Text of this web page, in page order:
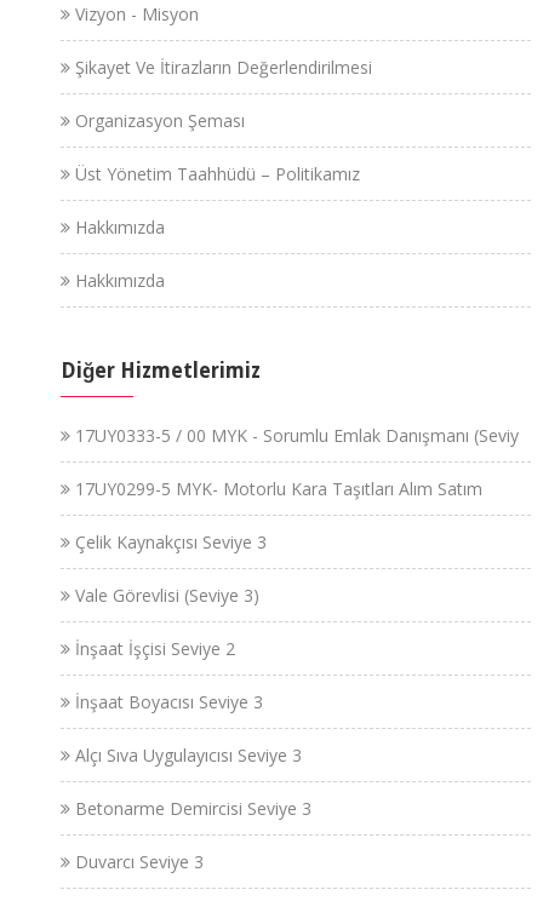
Vizyon - Misyon
Şikayet Ve İtirazların Değerlendirilmesi
Organizasyon Şeması
Üst Yönetim Taahhüdü – Politikamız
Hakkımızda
Hakkımızda
Diğer Hizmetlerimiz
17UY0333-5 / 00 MYK - Sorumlu Emlak Danışmanı (Seviy
17UY0299-5 MYK- Motorlu Kara Taşıtları Alım Satım
Çelik Kaynakçısı Seviye 3
Vale Görevlisi (Seviye 3)
İnşaat İşçisi Seviye 2
İnşaat Boyacısı Seviye 3
Alçı Sıva Uygulayıcısı Seviye 3
Betonarme Demircisi Seviye 3
Duvarcı Seviye 3